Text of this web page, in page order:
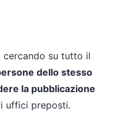
cercando su tutto il
dello stesso
la pubblicazione
uffici preposti.